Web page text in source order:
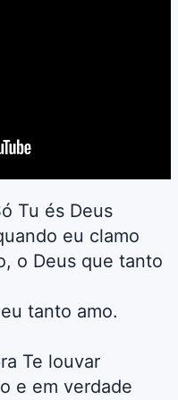
Tu és Deus
eu clamo
o Deus que tanto
tanto amo.
Te louvar
e em verdade